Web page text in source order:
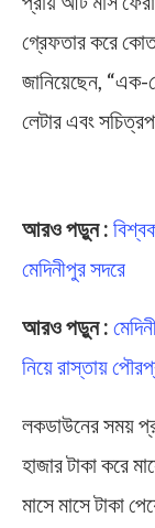
গ্রেফতার করে
জানিয়েছেন, “এক-
লেটার এবং
আরও পড়ুন :
মেদিনীপুর সদরে
আরও পড়ুন :
নিয়ে রাস্তায়
লকডাউনের সময়
হাজার টাকা করে
মাসে মাসে টাকা